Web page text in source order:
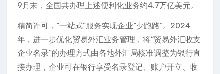
9月末，全国共办理上述便利化业务约4.7万亿美元。
精简许可，“一站式”服务实现企业“少跑路”。2024
年，进一步优化贸易外汇业务管理，将“贸易外汇收支
企业名录”的办理方式由各地外汇局核准调整为银行直
接办理，企业可在银行享受名录登记、账户开立、收